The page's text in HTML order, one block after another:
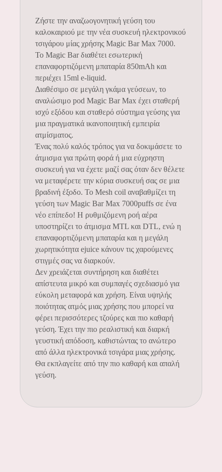
Ζήστε την αναζωογονητική γεύση του
καλοκαιριού με την νέα συσκευή ηλεκτρονικού
τσιγάρου μίας χρήσης Magic Bar Max 7000.
Το Magic Bar διαθέτει εσωτερική
επαναφορτιζόμενη μπαταρία 850mAh και
περιέχει 15ml e-liquid.
Διαθέσιμο σε μεγάλη γκάμα γεύσεων, το
αναλώσιμο pod Magic Bar Max έχει σταθερή
ισχύ εξόδου και σταθερό σύστημα γεύσης για
μια πραγματικά ικανοποιητική εμπειρία
ατμίσματος.
Ένας πολύ καλός τρόπος για να δοκιμάσετε το
άτμισμα για πρώτη φορά ή μια εύχρηστη
συσκευή για να έχετε μαζί σας όταν δεν θέλετε
να μεταφέρετε την κύρια συσκευή σας σε μια
βραδινή έξοδο. Το Mesh coil αναβαθμίζει τη
γεύση των Magic Bar Max 7000puffs σε ένα
νέο επίπεδο! Η ρυθμιζόμενη ροή αέρα
υποστηρίζει το άτμισμα MTL και DTL, ενώ η
επαναφορτιζόμενη μπαταρία και η μεγάλη
χωρητικότητα ejuice κάνουν τις χαρούμενες
στιγμές σας να διαρκούν.
Δεν χρειάζεται συντήρηση και διαθέτει
απίστευτα μικρό και συμπαγές σχεδιασμό για
εύκολη μεταφορά και χρήση. Είναι υψηλής
ποιότητας ατμός μιας χρήσης που μπορεί να
φέρει περισσότερες τζούρες και πιο καθαρή
γεύση. Έχει την πιο ρεαλιστική και διαρκή
γευστική απόδοση, καθιστώντας το ανώτερο
από άλλα ηλεκτρονικά τσιγάρα μιας χρήσης.
Θα εκπλαγείτε από την πιο καθαρή και απαλή
γεύση.